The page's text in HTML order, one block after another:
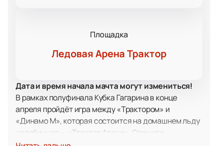
Площадка
Ледовая Арена Трактор
Дата и время начала мачта могут измениться!
В рамках полуфинала Кубка Гагарина в конце
апреля пройдёт игра между «Трактором» и
«Динамо М», которая состоится на домашнем льду
челябинцев — «Трактор Арене». Спешите